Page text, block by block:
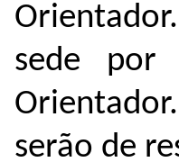
sede por
serão de